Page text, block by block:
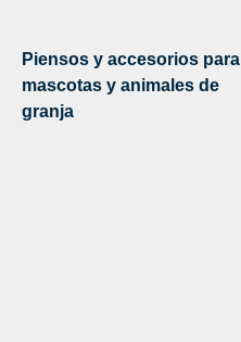
Piensos y accesorios para
mascotas y animales de
granja